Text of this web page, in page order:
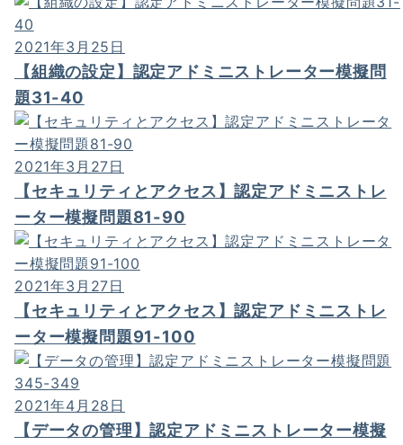
2021年3月25日
【組織の設定】認定アドミニストレーター模擬問
題31-40
2021年3月27日
【セキュリティとアクセス】認定アドミニストレ
ーター模擬問題81-90
2021年3月27日
【セキュリティとアクセス】認定アドミニストレ
ーター模擬問題91-100
2021年4月28日
【データの管理】認定アドミニストレーター模擬